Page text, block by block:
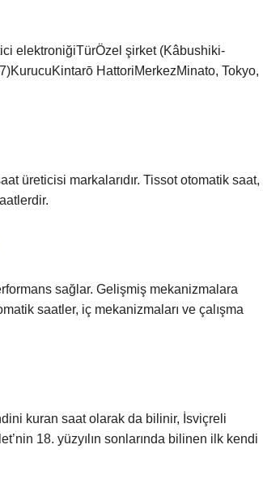
elektroniğiTürÖzel şirket (Kâbushiki-
HattoriMerkezMinato, Tokyo,
üreticisi markalarıdır. Tissot otomatik saat,
sağlar. Gelişmiş mekanizmalara
saatler, iç mekanizmaları ve çalışma
kuran saat olarak da bilinir, İsviçreli
18. yüzyılın sonlarında bilinen ilk kendi